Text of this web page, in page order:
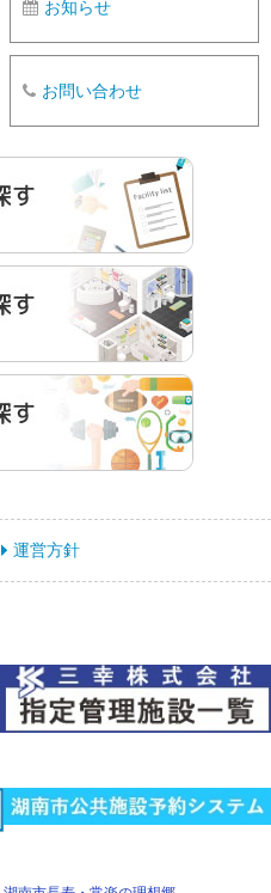
お知らせ
お問い合わせ
運営方針